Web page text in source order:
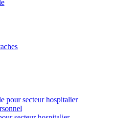
pour secteur hospitalier